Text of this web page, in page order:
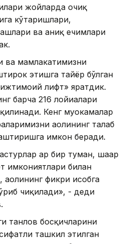
жойларда очиқ
кўтаришлари,
ва аниқ ечимлари
ва мамлакатимизни
этишга тайёр бўлган
лифт» яратдик.
барча 216 лойиҳалари
Кенг муҳокамалар
аҳолининг талаб
имкон беради.
ҳар бир туман, шаҳар
имкониятлари билан
фикри ҳисобга
чиқилади», - деди
танлов босқичларини
ташкил этилган